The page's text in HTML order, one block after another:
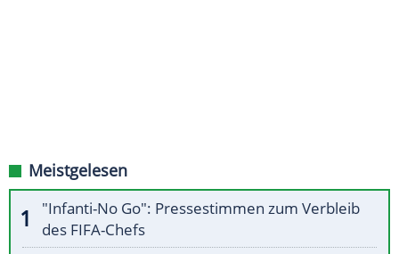
Meistgelesen
"Infanti-No Go": Pressestimmen zum Verbleib
des FIFA-Chefs